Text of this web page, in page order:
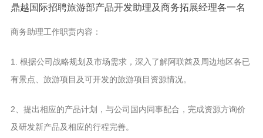
鼎越国际招聘旅游部产品开发助理及商务拓展经理各一名
商务助理工作职责内容：
1. 根据公司战略规划及市场需求，深入了解阿联酋及周边地区各已
有景点、旅游项目及可开发的旅游项目资源情况。
2、提出相应的产品计划，与公司国内同事配合，完成资源方询价
及研发新产品及相应的行程完善。